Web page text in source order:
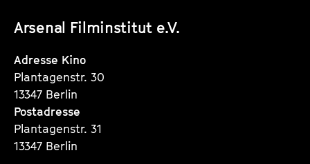
Arsenal Filminstitut e.V.
Instagram
Seite
Instagram
Seite
Instagram
Adresse Kino
Plantagenstr. 30
13347 Berlin
Postadresse
Plantagenstr. 31
13347 Berlin